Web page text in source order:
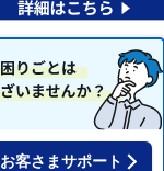
お客さまサポート